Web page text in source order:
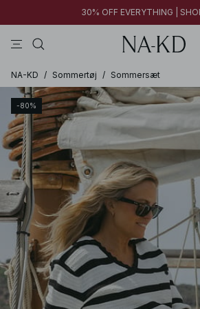
30% OFF EVERYTHING |
NA-KD / Sommertøj / Sommersæt
-80%